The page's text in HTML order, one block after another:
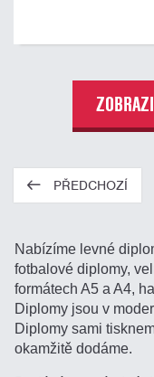
PŘEDCHOZÍ
Nabízíme levné
fotbalové diplomy,
formátech A5 a A4,
Diplomy jsou v
Diplomy sami
okamžitě dodáme.